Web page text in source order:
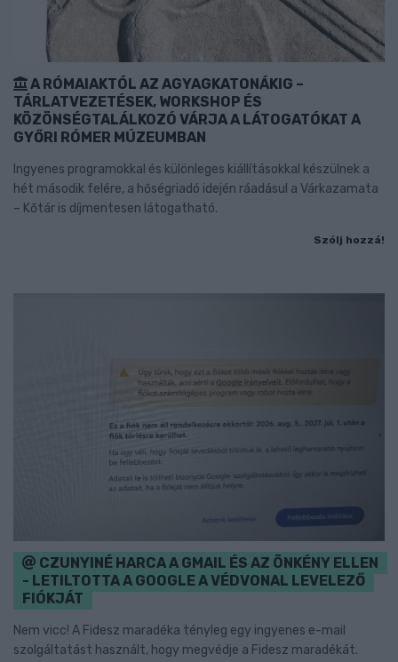
A RÓMAIAKTÓL AZ AGYAGKATONÁKIG –
TÁRLATVEZETÉSEK, WORKSHOP ÉS
KÖZÖNSÉGTALÁLKOZÓ VÁRJA A LÁTOGATÓKAT A
GYŐRI RÓMER MÚZEUMBAN
Ingyenes programokkal és különleges kiállításokkal készülnek a
hét második felére, a hőségriadó idején ráadásul a Várkazamata
– Kőtár is díjmentesen látogatható.
Szólj hozzá!
CZUNYINÉ HARCA A GMAIL ÉS AZ ÖNKÉNY ELLEN
- LETILTOTTA A GOOGLE A VÉDVONAL LEVELEZŐ
FIÓKJÁT
Nem vicc! A Fidesz maradéka tényleg egy ingyenes e-mail
szolgáltatást használt, hogy megvédje a Fidesz maradékát.